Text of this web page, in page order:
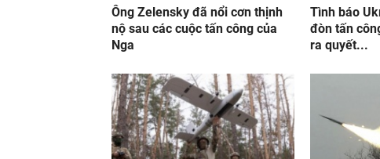
Ông Zelensky đã nổi cơn thịnh
nộ sau các cuộc tấn công của
Nga
Tình báo
đòn tấn
ra quyết...